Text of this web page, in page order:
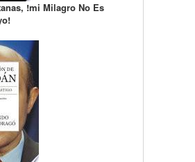
!mi Milagro No Es